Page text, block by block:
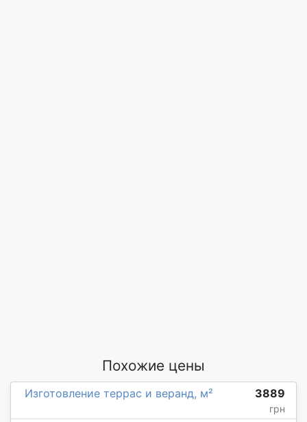
Похожие цены
Изготовление террас и веранд, м² 3889
грн